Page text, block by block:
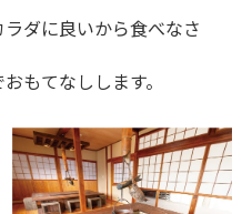
ダに良いから食べなさ
もてなしします。